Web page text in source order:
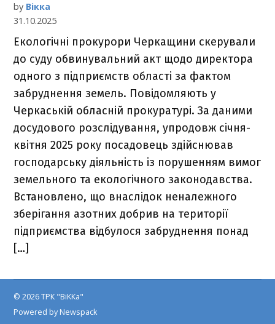
by Вікка
31.10.2025
Екологічні прокурори Черкащини скерували
до суду обвинувальний акт щодо директора
одного з підприємств області за фактом
забруднення земель. Повідомляють у
Черкаській обласній прокуратурі. За даними
досудового розслідування, упродовж січня-
квітня 2025 року посадовець здійснював
господарську діяльність із порушенням вимог
земельного та екологічного законодавства.
Встановлено, що внаслідок неналежного
зберігання азотних добрив на території
підприємства відбулося забруднення понад
[…]
© 2026 ТРК "ВіККа"
Powered by Newspack